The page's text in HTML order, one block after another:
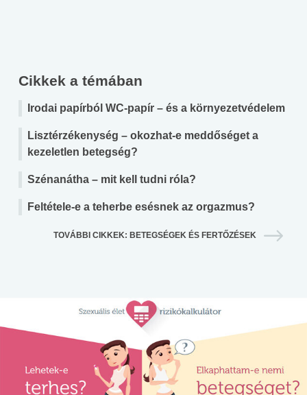
Cikkek a témában
Irodai papírból WC-papír – és a környezetvédelem
Lisztérzékenység – okozhat-e meddőséget a
kezeletlen betegség?
Szénanátha – mit kell tudni róla?
Feltétele-e a teherbe esésnek az orgazmus?
TOVÁBBI CIKKEK: BETEGSÉGEK ÉS FERTŐZÉSEK